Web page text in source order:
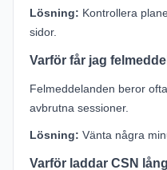
Lösning: Kontrollera
sidor.
Varför får jag
Felmeddelanden beror
avbrutna sessioner.
Lösning: Vänta några
Varför laddar CSN